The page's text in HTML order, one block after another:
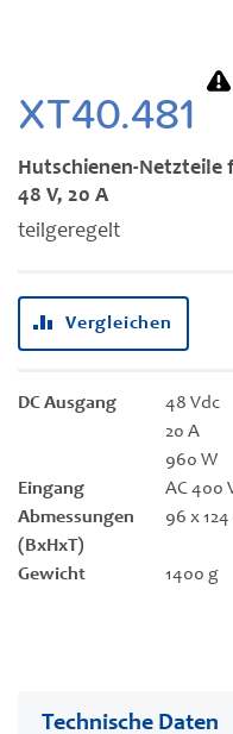
XT40.481
Hutschienen-Netzteile
48 V, 20 A
teilgeregelt
Vergleichen
DC Ausgang
48 Vdc
20 A
960 W
Eingang
AC 400
Abmessungen
(BxHxT)
96 x
Gewicht 1400 g
Bildgalerie
springen
Technische Daten